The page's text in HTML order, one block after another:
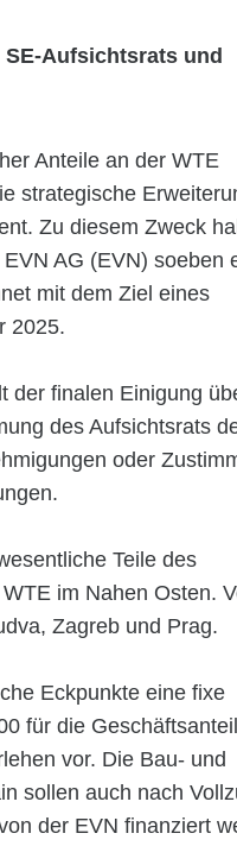
Aufsichtsrats und
Anteile an der WTE
strategische
Zu diesem Zweck
AG (EVN) soeben
mit dem Ziel eines
2025.
der finalen Einigung
des Aufsichtsrats
oder
Teile des
im Nahen Osten.
Zagreb und Prag.
Eckpunkte eine fixe
für die
vor. Die Bau- und
sollen auch nach
der EVN finanziert